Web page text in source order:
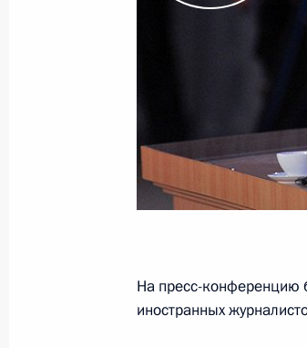
26 декабря 2012 года, 17:30
Соболезнования
26 декабря 2012 года, 17:20
Указ о развитии
На пресс-конференцию
иностранных